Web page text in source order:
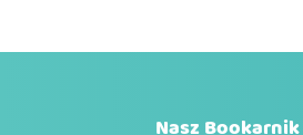
Nasz Bookarnik